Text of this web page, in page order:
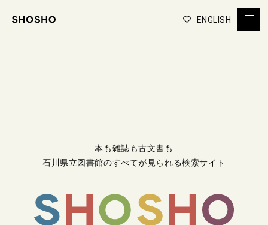
ENGLISH
本も雑誌も古文書も
石川県立図書館のすべてが見られる検索サイト